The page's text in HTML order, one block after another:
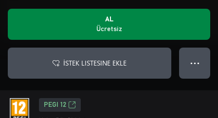
AL
Ücretsiz
İSTEK LISTESINE EKLE ● ● ●
PEGI 12